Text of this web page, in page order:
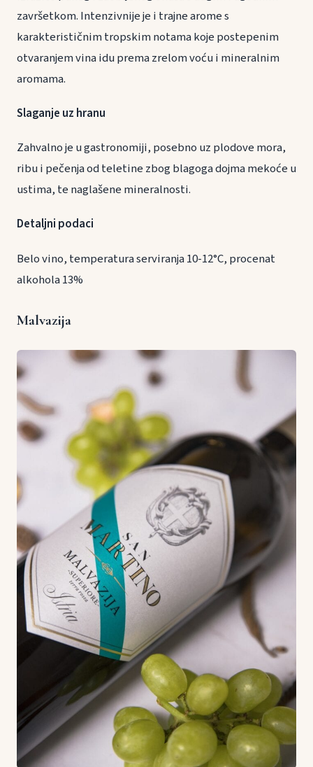
završetkom. Intenzivnije je i trajne arome s
karakterističnim tropskim notama koje postepenim
otvaranjem vina idu prema zrelom voću i mineralnim
aromama.
Slaganje uz hranu
Zahvalno je u gastronomiji, posebno uz plodove mora,
ribu i pečenja od teletine zbog blagoga dojma mekoće u
ustima, te naglašene mineralnosti.
Detaljni podaci
Belo vino, temperatura serviranja 10-12°C, procenat
alkohola 13%
Malvazija